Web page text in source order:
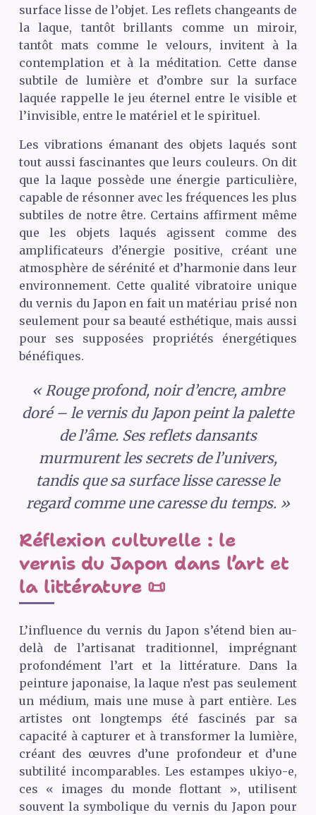
surface lisse de l’objet. Les reflets changeants de
la laque, tantôt brillants comme un miroir,
tantôt mats comme le velours, invitent à la
contemplation et à la méditation. Cette danse
subtile de lumière et d’ombre sur la surface
laquée rappelle le jeu éternel entre le visible et
l’invisible, entre le matériel et le spirituel.
Les vibrations émanant des objets laqués sont
tout aussi fascinantes que leurs couleurs. On dit
que la laque possède une énergie particulière,
capable de résonner avec les fréquences les plus
subtiles de notre être. Certains affirment même
que les objets laqués agissent comme des
amplificateurs d’énergie positive, créant une
atmosphère de sérénité et d’harmonie dans leur
environnement. Cette qualité vibratoire unique
du vernis du Japon en fait un matériau prisé non
seulement pour sa beauté esthétique, mais aussi
pour ses supposées propriétés énergétiques
bénéfiques.
« Rouge profond, noir d’encre, ambre
doré – le vernis du Japon peint la palette
de l’âme. Ses reflets dansants
murmurent les secrets de l’univers,
tandis que sa surface lisse caresse le
regard comme une caresse du temps. »
Réflexion culturelle : le
vernis du Japon dans l’art et
la littérature 📜
L’influence du vernis du Japon s’étend bien au-
delà de l’artisanat traditionnel, imprégnant
profondément l’art et la littérature. Dans la
peinture japonaise, la laque n’est pas seulement
un médium, mais une muse à part entière. Les
artistes ont longtemps été fascinés par sa
capacité à capturer et à transformer la lumière,
créant des œuvres d’une profondeur et d’une
subtilité incomparables. Les estampes ukiyo-e,
ces « images du monde flottant », utilisent
souvent la symbolique du vernis du Japon pour